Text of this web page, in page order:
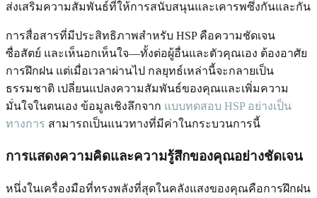
ส่งเสริมความสัมพันธ์ที่ให้การสนับสนุนและเคารพซึ่งกันและกัน
การสื่อสารที่มีประสิทธิภาพสำหรับ HSP คือความชัดเจน
ซื่อสัตย์ และเห็นอกเห็นใจ—ทั้งต่อผู้อื่นและตัวคุณเอง ต้องอาศัย
การฝึกฝน แต่เมื่อเวลาผ่านไป กลยุทธ์เหล่านี้จะกลายเป็น
ธรรมชาติ เปลี่ยนแปลงความสัมพันธ์ของคุณและเพิ่มความ
มั่นใจในตนเอง ข้อมูลเชิงลึกจาก แบบทดสอบ HSP อย่างเป็น
ทางการ สามารถเป็นแนวทางที่มีค่าในกระบวนการนี้
การแสดงความคิดและความรู้สึกของคุณอย่างชัดเจน
หนึ่งในเครื่องมือที่ทรงพลังที่สุดในคลังแสงของคุณคือการฝึกฝน